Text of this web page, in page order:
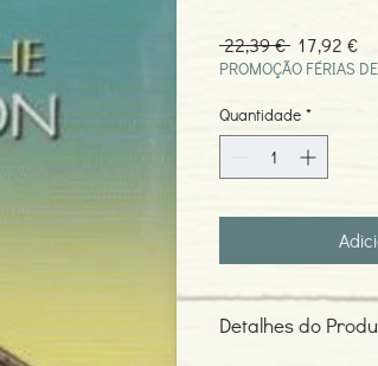
22,39 € Preço
normal
17,92 €
PROMOÇÃO FÉRIAS
Quantidade *
Detalhes do